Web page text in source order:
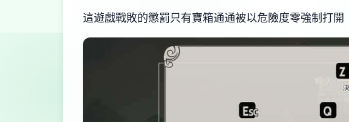
這遊戲戰敗的懲罰只有寶箱通通被以危險度零強制打開